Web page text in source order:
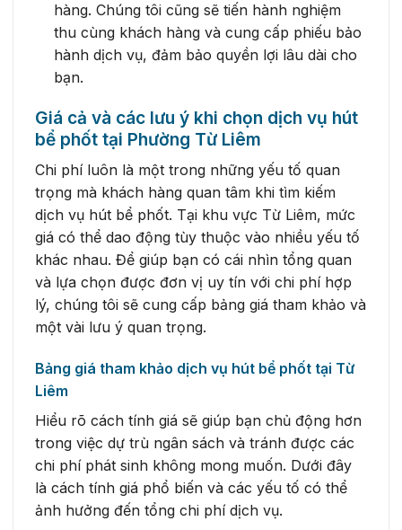
hàng. Chúng tôi cũng sẽ tiến hành nghiệm
thu cùng khách hàng và cung cấp phiếu bảo
hành dịch vụ, đảm bảo quyền lợi lâu dài cho
bạn.
Giá cả và các lưu ý khi chọn dịch vụ hút
bể phốt tại Phường Từ Liêm
Chi phí luôn là một trong những yếu tố quan
trọng mà khách hàng quan tâm khi tìm kiếm
dịch vụ hút bể phốt. Tại khu vực Từ Liêm, mức
giá có thể dao động tùy thuộc vào nhiều yếu tố
khác nhau. Để giúp bạn có cái nhìn tổng quan
và lựa chọn được đơn vị uy tín với chi phí hợp
lý, chúng tôi sẽ cung cấp bảng giá tham khảo và
một vài lưu ý quan trọng.
Bảng giá tham khảo dịch vụ hút bể phốt tại Từ
Liêm
Hiểu rõ cách tính giá sẽ giúp bạn chủ động hơn
trong việc dự trù ngân sách và tránh được các
chi phí phát sinh không mong muốn. Dưới đây
là cách tính giá phổ biến và các yếu tố có thể
ảnh hưởng đến tổng chi phí dịch vụ.